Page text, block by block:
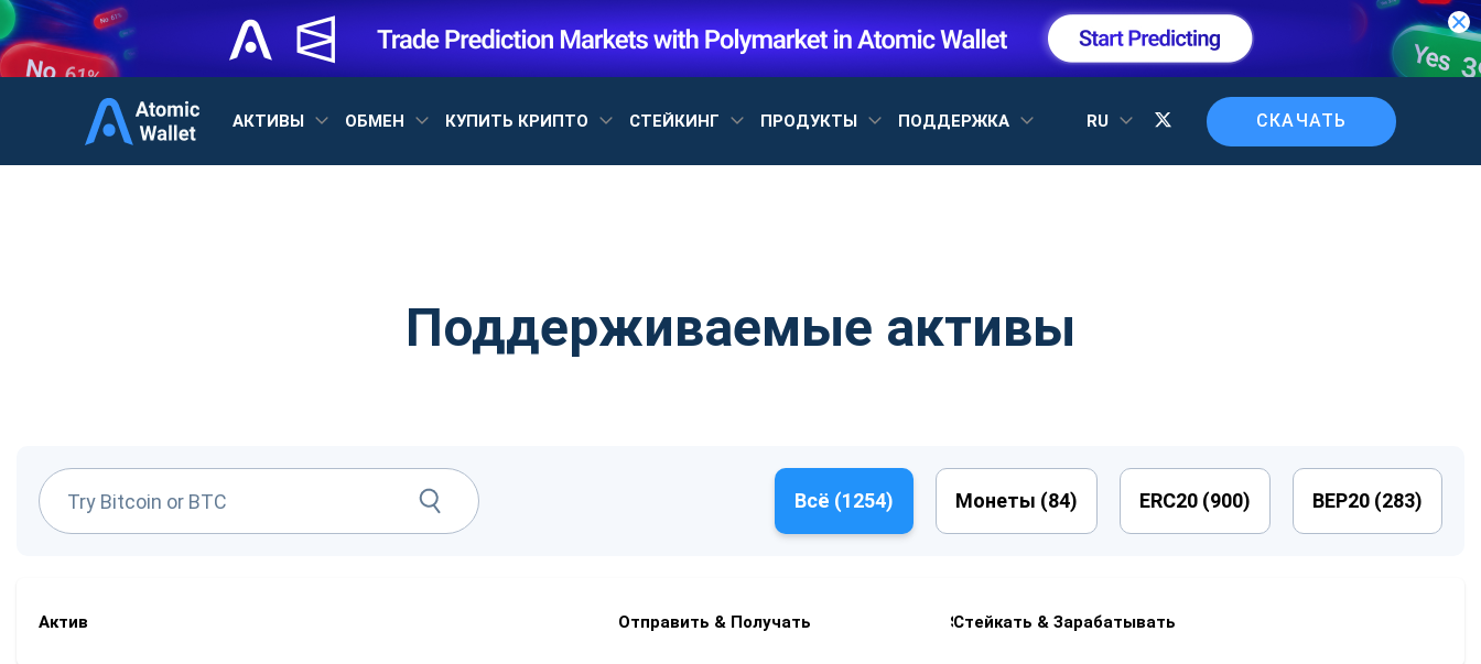
АКТИВЫ ОБМЕН КУПИТЬ КРИПТО СТЕЙКИНГ ПРОДУКТЫ ПОДДЕРЖКА RU СКАЧАТЬ
Поддерживаемые активы
Всё (1254) Монеты (84) ERC20 (900) BEP20 (283)
Актив Отправить & Получать Swap
Стейкать & Зарабатывать